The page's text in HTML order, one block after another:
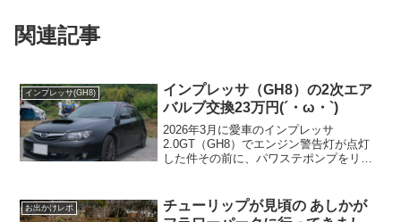
関連記事
インプレッサ(GH8)
インプレッサ（GH8）の2次エア
バルブ交換23万円(´・ω・`)
2026年3月に愛車のインプレッサ
2.0GT（GH8）でエンジン警告灯が点灯
した件その前に、パワステポンプをリビ
間期間内だったので部品代は無償だった
のですが、工賃だけは...
お出かけレポ
チューリップが見頃の あしかが